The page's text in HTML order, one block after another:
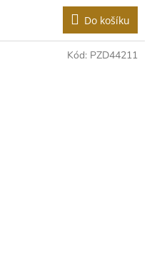
Do košíku
Kód: PZD44211